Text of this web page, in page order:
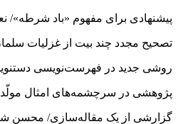
پیشنهادی برای مفهوم «باد شرطه»/
تصحیح مجدد چند بیت از غزلیات
روشی جدید در فهرست‌نویسی
پژوهشی در سرچشمه‌های امثال مولّد
گزارشی از یک مقاله‌سازی/ محسن